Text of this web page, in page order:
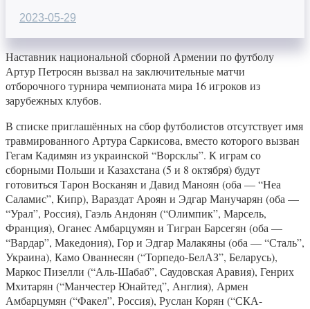
2023-05-29
Наставник национальной сборной Армении по футболу
Артур Петросян вызвал на заключительные матчи
отборочного турнира чемпионата мира 16 игроков из
зарубежных клубов.
В списке приглашённых на сбор футболистов отсутствует имя
травмированного Артура Саркисова, вместо которого вызван
Гегам Кадимян из украинской “Ворсклы”. К играм со
сборными Польши и Казахстана (5 и 8 октября) будут
готовиться Тарон Восканян и Давид Маноян (оба — “Неа
Саламис”, Кипр), Вараздат Ароян и Эдгар Манучарян (оба —
“Урал”, Россия), Гаэль Андонян (“Олимпик”, Марсель,
Франция), Оганес Амбарцумян и Тигран Барсегян (оба —
“Вардар”, Македония), Гор и Эдгар Малакяны (оба — “Сталь”,
Украина), Камо Ованнесян (“Торпедо-БелАЗ”, Беларусь),
Маркос Пизелли (“Аль-Шабаб”, Саудовская Аравия), Генрих
Мхитарян (“Манчестер Юнайтед”, Англия), Армен
Амбарцумян (“Факел”, Россия), Руслан Корян (“СКА-